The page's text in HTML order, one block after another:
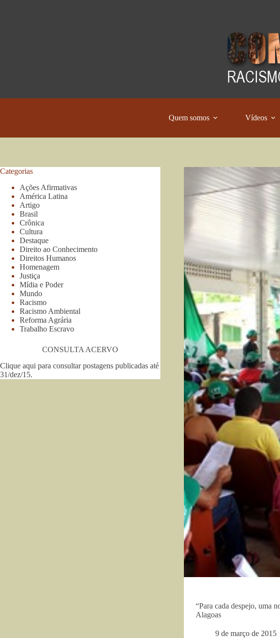
Quem somos Vídeos
“Para cada despejo, uma
Alagoas
9 de março de 2015
Categorias
Ações Afirmativas
América Latina
Artigo
Brasil
Crônica
Cultura
Destaque
Direito ao Conhecimento
Direitos Humanos
Homenagem
Justiça
Mídia e Poder
Mundo
Racismo
Racismo Ambiental
Reforma Agrária
Trabalho Escravo
CONSULTA ACERVO
Clique aqui para consultar postagens publicadas até
31/dez/15.